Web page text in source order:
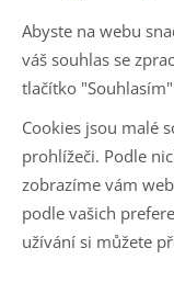
JAK PRACUJI
Jak pracuji
Vytvořeno
Abyste na webu
váš souhlas se
tlačítko
Cookies jsou malé
prohlížeči. Podle
zobrazíme vám
podle vašich
užívání si můžete